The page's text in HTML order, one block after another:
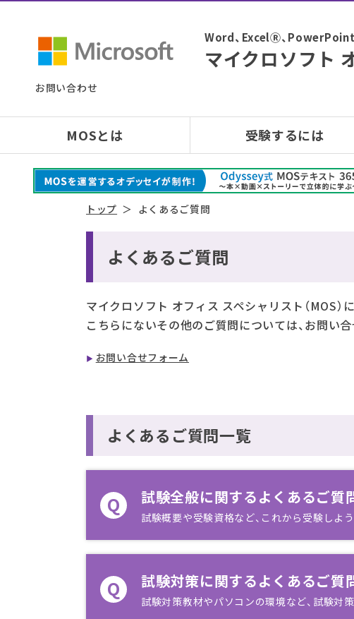
Word、ExcelⓇ、
マイクロソフト
お問い合わせ
MOSとは 受験するには
トップ よくあるご質問
よくあるご質問
マイクロソフト オフィス スペシャリスト（MOS）
こちらにないその他のご質問については、お問い
お問い合せフォーム
よくあるご質問一覧
Q 試験全般に関するよくあるご質
試験概要や受験資格など、これから受験しよ
Q 試験対策に関するよくあるご質
試験対策教材やパソコンの環境など、試験対